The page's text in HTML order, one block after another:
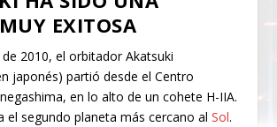
EXITOSA
2010, el orbitador Akatsuki
japonés) partió desde el Centro
en lo alto de un cohete H-IIA.
el segundo planeta más cercano alSol.